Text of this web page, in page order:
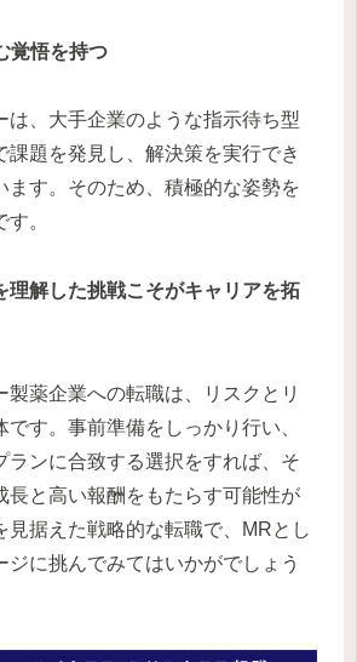
覚悟を持つ
は、大手企業のような指示待ち型
課題を発見し、解決策を実行でき
ます。そのため、積極的な姿勢を
。
理解した挑戦こそがキャリアを拓
製薬企業への転職は、リスクとリ
です。事前準備をしっかり行い、
ランに合致する選択をすれば、そ
長と高い報酬をもたらす可能性が
見据えた戦略的な転職で、MRとし
ジに挑んでみてはいかがでしょう